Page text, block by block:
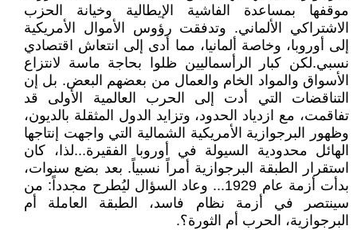
موقفها بمساعدة الفاشية الإيطالية وخيانة الحزب
الاشتراكي الألماني. وتدفقت رؤوس الأموال الأمريكية
إلى أوروبا، وخاصة ألمانيا، مما أدى إلى انتعاش اقتصادي
نسبي.لكن كبار الرأسماليين ظلوا بحاجة ماسة لانتزاع
الأسواق والمواد الخام والعمال من بعضهم البعض. بل إن
التناقضات التي أدت إلى الحرب العالمية الأولى قد
تفاقمت، مع ازدياد الحدود، وتزايد الدول المثقلة بالديون،
وظهور البرجوازية الأمريكية الشمالية التي واجهت إنتاجها
الهائل محدودية السيولة في أوروبا الفقيرة...لذا، كان
استقرار الطبقة البرجوازية أمراً نسبياً. بعد بضع سنوات،
بدأت أزمة عام 1929... وعاد السؤال ليُطرح مجدداً: من
سينتصر في أزمة نظام فاسد، الطبقة العاملة أم
البرجوازية، الحرب أم الثورة؟.